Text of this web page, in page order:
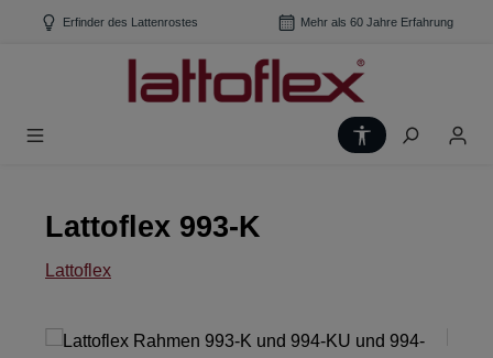
Zum Hauptinhalt springen
Erfinder des Lattenrostes Mehr als 60 Jahre Erfahrung
Lattoflex 993-K
Lattoflex
Bildergalerie überspringen